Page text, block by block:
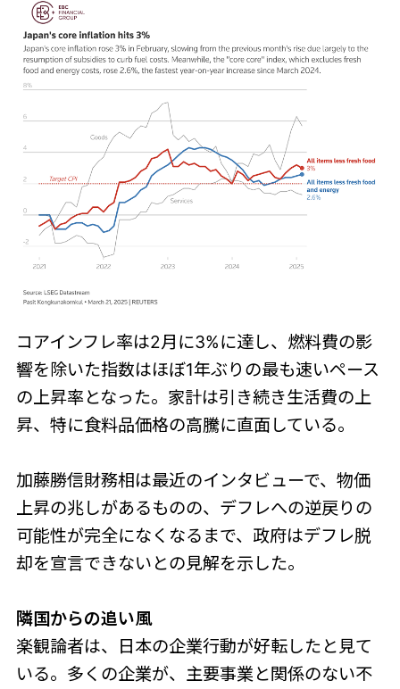
コアインフレ率は2月に3%に達し、燃料費の影
響を除いた指数はほぼ1年ぶりの最も速いペース
の上昇率となった。家計は引き続き生活費の上
昇、特に食料品価格の高騰に直面している。
加藤勝信財務相は最近のインタビューで、物価
上昇の兆しがあるものの、デフレへの逆戻りの
可能性が完全になくなるまで、政府はデフレ脱
却を宣言できないとの見解を示した。
隣国からの追い風
楽観論者は、日本の企業行動が好転したと見て
いる。多くの企業が、主要事業と関係のない不